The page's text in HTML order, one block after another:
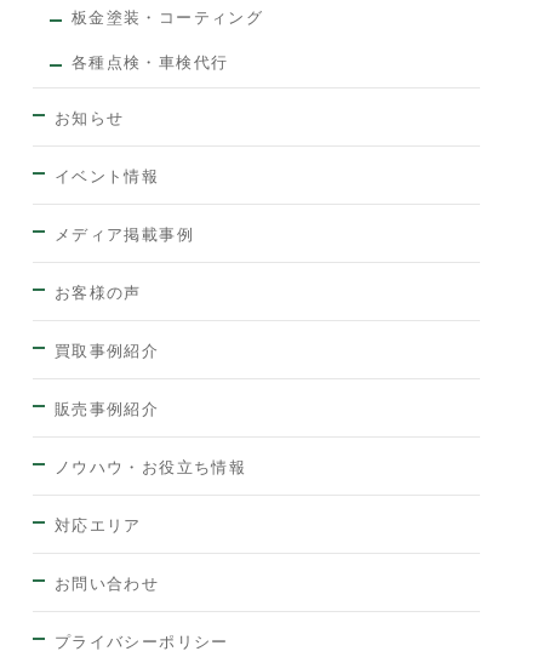
板金塗装・コーティング
各種点検・車検代行
お知らせ
イベント情報
メディア掲載事例
お客様の声
買取事例紹介
販売事例紹介
ノウハウ・お役立ち情報
対応エリア
お問い合わせ
プライバシーポリシー